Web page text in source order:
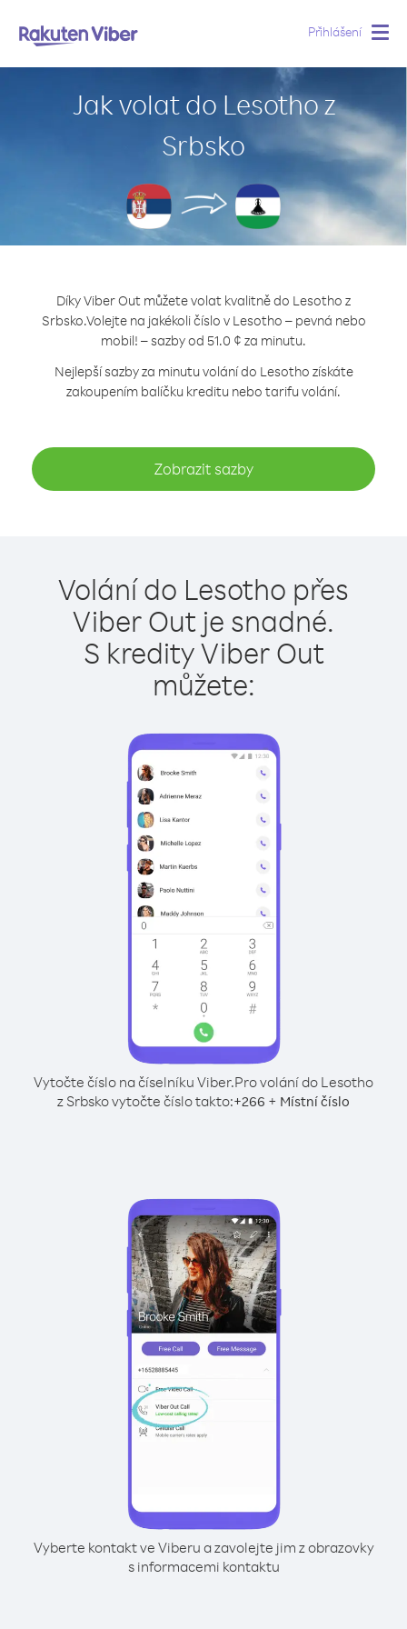
Přihlášení
Jak volat do Lesotho z
Srbsko
Díky Viber Out můžete volat kvalitně do Lesotho z
Srbsko.Volejte na jakékoli číslo v Lesotho – pevná nebo
mobil! – sazby od 51.0 ¢ za minutu.
Nejlepší sazby za minutu volání do Lesotho získáte
zakoupením balíčku kreditu nebo tarifu volání.
Zobrazit sazby
Volání do Lesotho přes
Viber Out je snadné.
S kredity Viber Out
můžete:
Vytočte číslo na číselníku Viber.Pro volání do Lesotho
z Srbsko vytočte číslo takto:+266 + Místní číslo
Vyberte kontakt ve Viberu a zavolejte jim z obrazovky
s informacemi kontaktu